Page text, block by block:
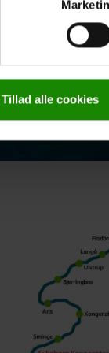
Tillad alle cookies